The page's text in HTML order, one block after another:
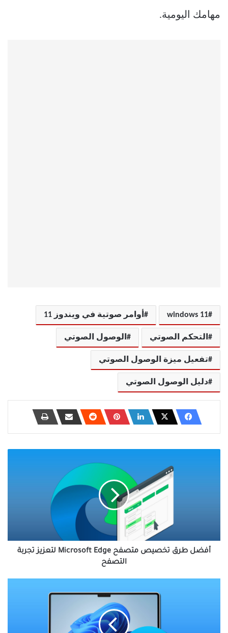
مهامك اليومية.
windows 11 أوامر صوتية في ويندوز 11
التحكم الصوتي الوصول الصوتي
تفعيل ميزة الوصول الصوتي
دليل الوصول الصوتي
التصفح​
أفضل طرق تخصيص متصفح Microsoft Edge لتعزيز تجربة
التصفح​